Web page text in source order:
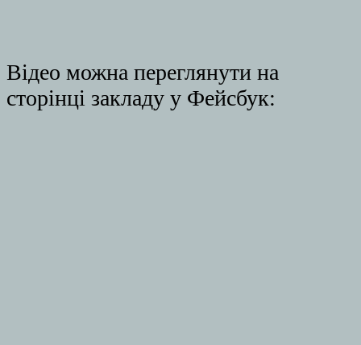
Відео можна переглянути на
сторінці закладу у Фейсбук: